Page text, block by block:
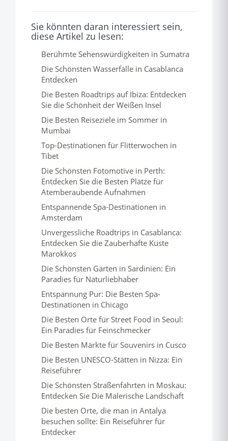
Sie könnten daran interessiert sein,
diese Artikel zu lesen:
Berühmte Sehenswürdigkeiten in Sumatra
Die Schönsten Wasserfälle in Casablanca
Entdecken
Die Besten Roadtrips auf Ibiza: Entdecken
Sie die Schönheit der Weißen Insel
Die Besten Reiseziele im Sommer in
Mumbai
Top-Destinationen für Flitterwochen in
Tibet
Die Schönsten Fotomotive in Perth:
Entdecken Sie die Besten Plätze für
Atemberaubende Aufnahmen
Entspannende Spa-Destinationen in
Amsterdam
Unvergessliche Roadtrips in Casablanca:
Entdecken Sie die Zauberhafte Küste
Marokkos
Die Schönsten Gärten in Sardinien: Ein
Paradies für Naturliebhaber
Entspannung Pur: Die Besten Spa-
Destinationen in Chicago
Die Besten Orte für Street Food in Seoul:
Ein Paradies für Feinschmecker
Die Besten Märkte für Souvenirs in Cusco
Die Besten UNESCO-Stätten in Nizza: Ein
Reiseführer
Die Schönsten Straßenfahrten in Moskau:
Entdecken Sie Die Malerische Landschaft
Die besten Orte, die man in Antalya
besuchen sollte: Ein Reiseführer für
Entdecker